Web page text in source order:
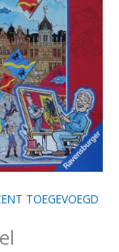
TOEGEVOEGD